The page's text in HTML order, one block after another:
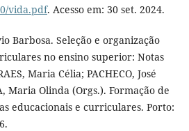
vida.pdf. Acesso em: 30 set. 2024.
Barbosa. Seleção e organização
no ensino superior: Notas
Maria Célia; PACHECO, José
Maria Olinda (Orgs.). Formação de
educacionais e curriculares. Porto: